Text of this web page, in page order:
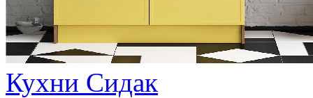
Кухни Сидак